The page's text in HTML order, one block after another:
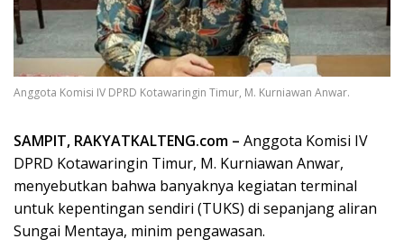
Anggota Komisi IV DPRD Kotawaringin Timur, M. Kurniawan Anwar.
SAMPIT, RAKYATKALTENG.com – Anggota Komisi IV
DPRD Kotawaringin Timur, M. Kurniawan Anwar,
menyebutkan bahwa banyaknya kegiatan terminal
untuk kepentingan sendiri (TUKS) di sepanjang aliran
Sungai Mentaya, minim pengawasan.